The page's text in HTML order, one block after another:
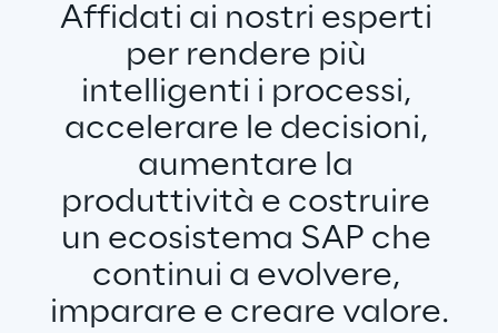
Affidati ai nostri esperti
per rendere più
intelligenti i processi,
accelerare le decisioni,
aumentare la
produttività e costruire
un ecosistema SAP che
continui a evolvere,
imparare e creare valore.